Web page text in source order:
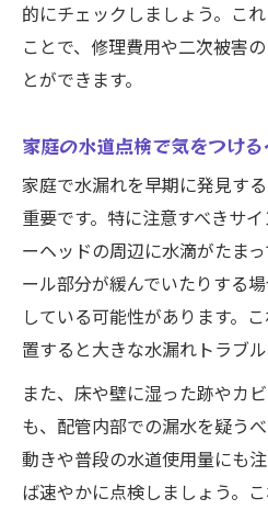
的にチェックしましょう。こ
ことで、修理費用や二次被害
とができます。
家庭の水道点検で気をつけ
家庭で水漏れを早期に発見す
重要です。特に注意すべきサ
ーヘッドの周辺に水滴がたま
ール部分が緩んでいたりする
している可能性があります。
置すると大きな水漏れトラブル
また、床や壁に湿った跡やカ
も、配管内部での漏水を疑う
動きや普段の水道使用量にも
ば速やかに点検しましょう。